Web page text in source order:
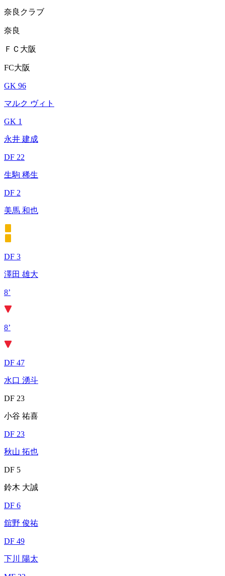
奈良クラブ
奈良
ＦＣ大阪
FC大阪
GK 96
マルク ヴィト
GK 1
永井 建成
DF 22
生駒 稀生
DF 2
美馬 和也
DF 3
澤田 雄大
8’
8’
DF 47
水口 湧斗
DF 23
小谷 祐喜
DF 23
秋山 拓也
DF 5
鈴木 大誠
DF 6
舘野 俊祐
DF 49
下川 陽太